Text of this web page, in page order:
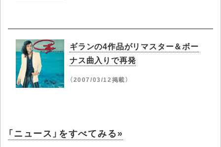
ギランの4作品がリマスター＆ボー
ナス曲入りで再発
（2007/03/12掲載）
「ニュース」をすべてみる»